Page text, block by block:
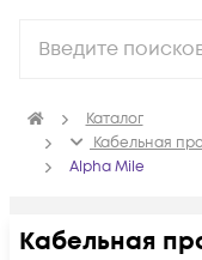
Каталог
Кабельная
Alpha Mile
Кабельная